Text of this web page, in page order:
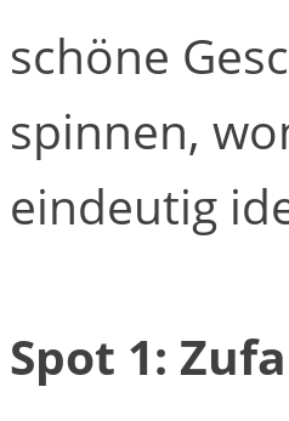
schöne
spinnen,
eindeutig
Spot 1: